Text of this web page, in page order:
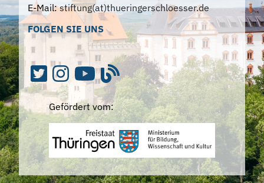
E-Mail:stiftung(at)thueringerschloesser.de
FOLGEN SIE UNS
Gefördert vom: